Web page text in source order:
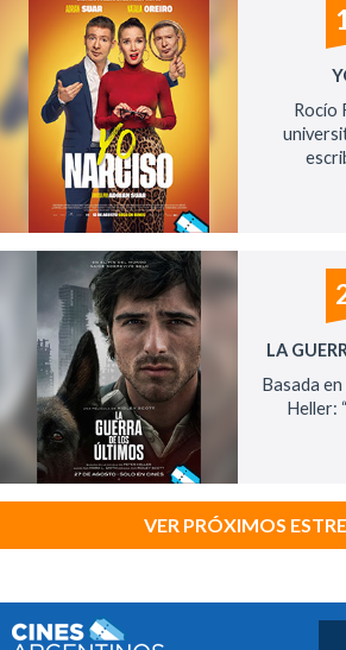
Rocío
LA
Basada
Heller:
VER PRÓXIMOS